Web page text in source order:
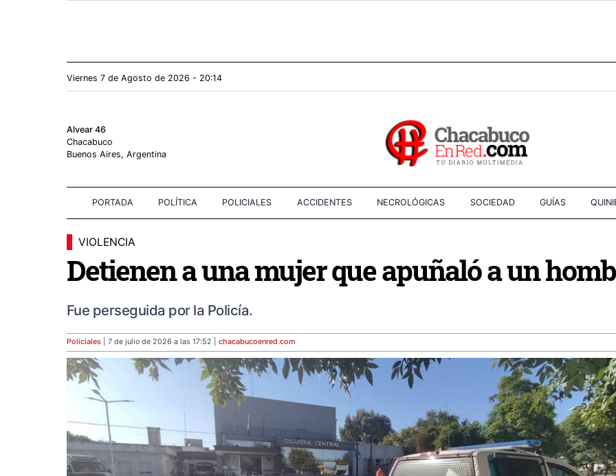
Viernes 7 de Agosto de 2026 - 20:14
Alvear 46
Chacabuco
Buenos Aires, Argentina
PORTADA POLÍTICA POLICIALES ACCIDENTES NECROLÓGICAS SOCIEDAD GUÍAS
VIOLENCIA
Detienen a una mujer que apuñaló a un
Fue perseguida por la Policía.
Policiales | 7 de julio de 2026 a las 17:52 | chacabucoenred.com